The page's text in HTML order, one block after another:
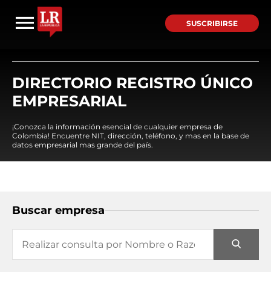
SUSCRIBIRSE
DIRECTORIO REGISTRO ÚNICO
EMPRESARIAL
¡Conozca la información esencial de cualquier empresa de
Colombia! Encuentre NIT, dirección, teléfono, y mas en la base de
datos empresarial mas grande del país.
Buscar empresa